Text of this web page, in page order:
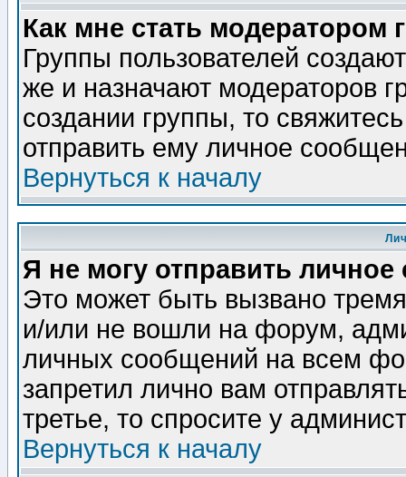
Как мне стать модератором
Группы пользователей
же и назначают модераторов
создании группы, то
отправить ему личное
Вернуться к началу
Я не могу отправить
Это может быть вызвано
и/или не вошли на форум,
личных сообщений на всем
запретил лично вам
третье, то спросите у
Вернуться к началу